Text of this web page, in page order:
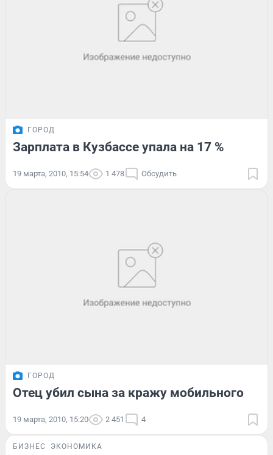
ГОРОД
Зарплата в Кузбассе упала на 17 %
19 марта, 2010, 15:54 1 478 Обсудить
ГОРОД
Отец убил сына за кражу мобильного
19 марта, 2010, 15:20 2 451 4
БИЗНЕС ЭКОНОМИКА